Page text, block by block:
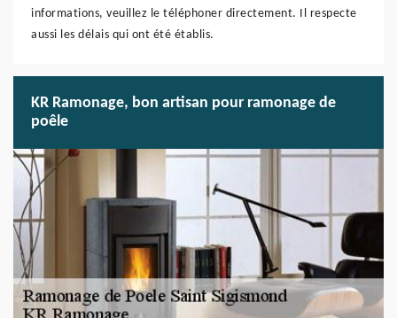
informations, veuillez le téléphoner directement. Il respecte
aussi les délais qui ont été établis.
KR Ramonage, bon artisan pour ramonage de
poêle